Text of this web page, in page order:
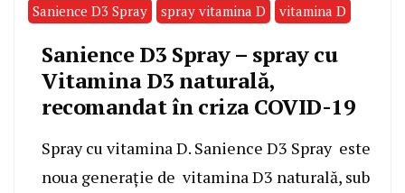
Sanience D3 Spray
spray vitamina D vitamina D
Sanience D3 Spray – spray cu
Vitamina D3 naturală,
recomandat în criza COVID-19
Spray cu vitamina D. Sanience D3 Spray este
noua generație de vitamina D3 naturală, sub